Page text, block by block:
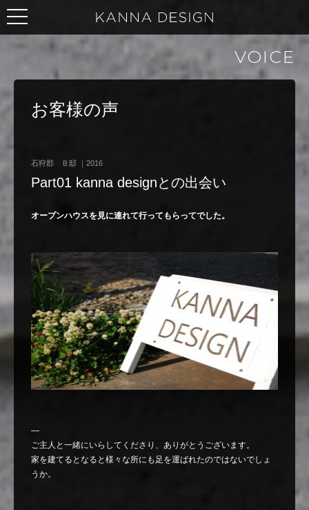
VOICE
お客様の声
石狩郡 Ｂ邸 ｜2016
Part01 kanna designとの出会い
オープンハウスを見に連れて行ってもらってでした。
—
ご主人と一緒にいらしてくださり、ありがとうございます。
家を建てるとなると様々な所にも足を運ばれたのではないでしょ
うか。